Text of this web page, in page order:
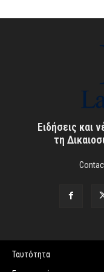
Ειδήσεις και
τη
Ταυτότητα